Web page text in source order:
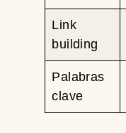
Link
building
Palabras
clave